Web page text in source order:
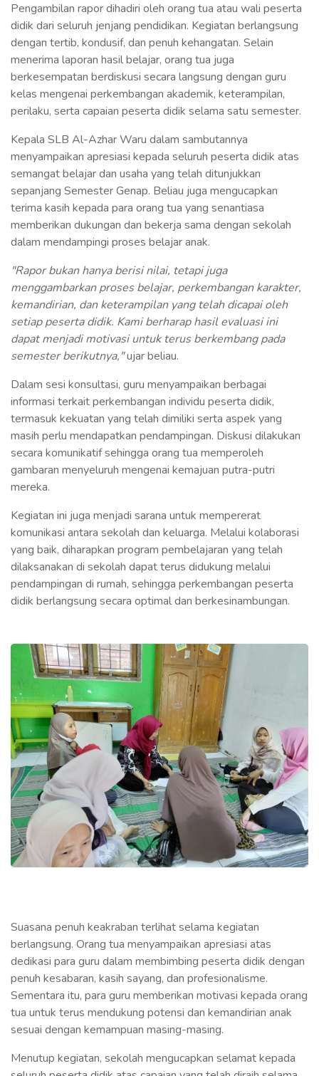
Pengambilan rapor dihadiri oleh orang tua atau wali peserta
didik dari seluruh jenjang pendidikan. Kegiatan berlangsung
dengan tertib, kondusif, dan penuh kehangatan. Selain
menerima laporan hasil belajar, orang tua juga
berkesempatan berdiskusi secara langsung dengan guru
kelas mengenai perkembangan akademik, keterampilan,
perilaku, serta capaian peserta didik selama satu semester.
Kepala SLB Al-Azhar Waru dalam sambutannya
menyampaikan apresiasi kepada seluruh peserta didik atas
semangat belajar dan usaha yang telah ditunjukkan
sepanjang Semester Genap. Beliau juga mengucapkan
terima kasih kepada para orang tua yang senantiasa
memberikan dukungan dan bekerja sama dengan sekolah
dalam mendampingi proses belajar anak.
"Rapor bukan hanya berisi nilai, tetapi juga
menggambarkan proses belajar, perkembangan karakter,
kemandirian, dan keterampilan yang telah dicapai oleh
setiap peserta didik. Kami berharap hasil evaluasi ini
dapat menjadi motivasi untuk terus berkembang pada
semester berikutnya,"ujar beliau.
Dalam sesi konsultasi, guru menyampaikan berbagai
informasi terkait perkembangan individu peserta didik,
termasuk kekuatan yang telah dimiliki serta aspek yang
masih perlu mendapatkan pendampingan. Diskusi dilakukan
secara komunikatif sehingga orang tua memperoleh
gambaran menyeluruh mengenai kemajuan putra-putri
mereka.
Kegiatan ini juga menjadi sarana untuk mempererat
komunikasi antara sekolah dan keluarga. Melalui kolaborasi
yang baik, diharapkan program pembelajaran yang telah
dilaksanakan di sekolah dapat terus didukung melalui
pendampingan di rumah, sehingga perkembangan peserta
didik berlangsung secara optimal dan berkesinambungan.
Suasana penuh keakraban terlihat selama kegiatan
berlangsung. Orang tua menyampaikan apresiasi atas
dedikasi para guru dalam membimbing peserta didik dengan
penuh kesabaran, kasih sayang, dan profesionalisme.
Sementara itu, para guru memberikan motivasi kepada orang
tua untuk terus mendukung potensi dan kemandirian anak
sesuai dengan kemampuan masing-masing.
Menutup kegiatan, sekolah mengucapkan selamat kepada